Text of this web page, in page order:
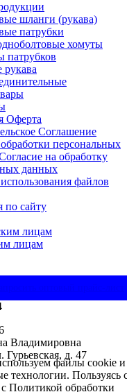
шланги (рукава)
патрубки
хомуты
патрубков
рукава
Оферта
Соглашение
персональных
на обработку
данных
файлов
по сайту
лицам
лицам
Владимировна
д. 47
файлы cookie и
технологии. Пользуясь
Политикой обработки